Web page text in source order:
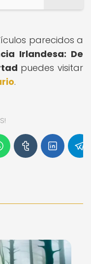
parecidos a
Irlandesa: De
puedes visitar
.